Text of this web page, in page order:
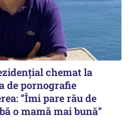
chemat la
de pornografie
”Îmi pare rău de
o mamă mai bună”